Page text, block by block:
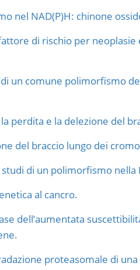
nel NAD(P)H: chinone
di rischio per
un comune polimorfismo
perdita e la delezione del
del braccio lungo dei
di un polimorfismo nella
al cancro.
dell’aumentata
proteasomale di